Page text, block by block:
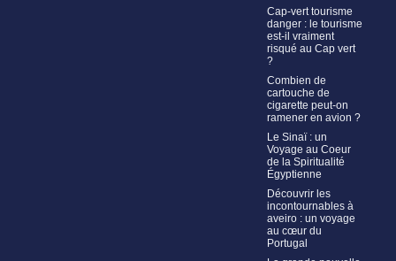
Cap-vert tourisme
danger : le tourisme
est-il vraiment
risqué au Cap vert
?
Combien de
cartouche de
cigarette peut-on
ramener en avion ?
Le Sinaï : un
Voyage au Coeur
de la Spiritualité
Égyptienne
Découvrir les
incontournables à
aveiro : un voyage
au cœur du
Portugal